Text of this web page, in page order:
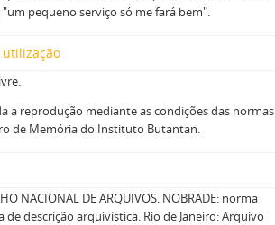
"um pequeno serviço só me fará bem".
utilização
a reprodução mediante as condições das normas
de Memória do Instituto Butantan.
NACIONAL DE ARQUIVOS. NOBRADE: norma
de descrição arquivística. Rio de Janeiro: Arquivo